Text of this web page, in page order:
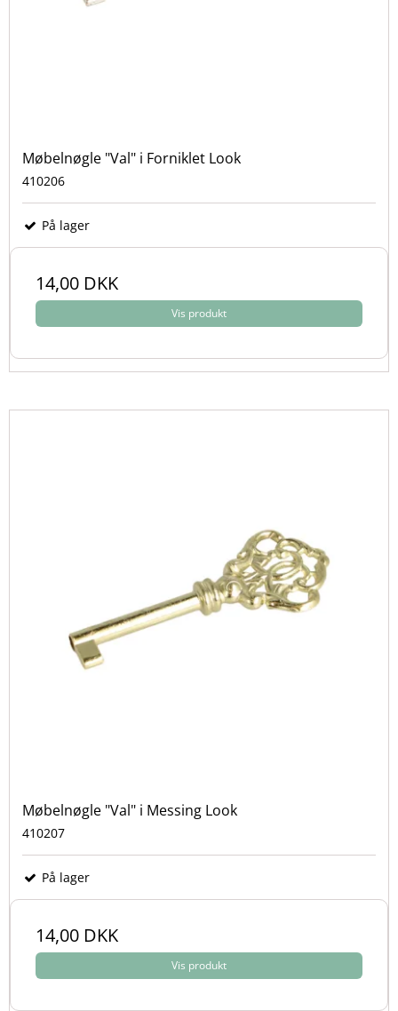
Møbelnøgle "Val" i Forniklet Look
410206
På lager
14,00 DKK
Vis produkt
Møbelnøgle "Val" i Messing Look
410207
På lager
14,00 DKK
Vis produkt